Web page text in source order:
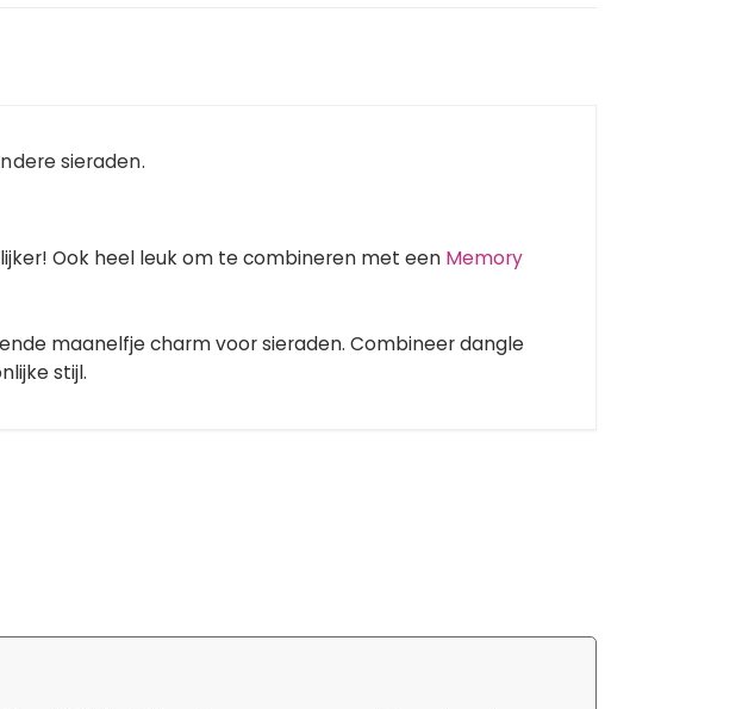
sieraden.
Ook heel leuk om te combineren met een Memory
maanelfje charm voor sieraden. Combineer dangle
stijl.